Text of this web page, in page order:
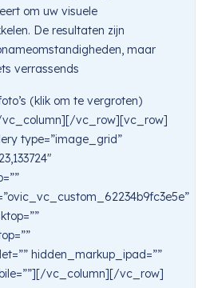
om uw visuele
De resultaten zijn
maar
verrassends
(klik om te vergroten)
vc_row][vc_row]
type=”image_grid”
hidden_markup_ipad=””
vc_column][/vc_row]